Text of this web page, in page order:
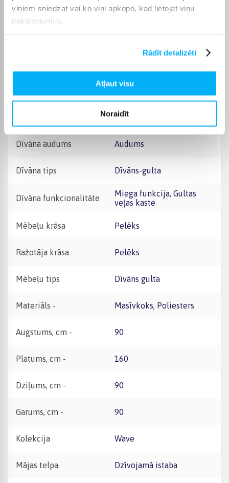
viņiem sniedzat vai ko viņi apkopo, kad lietojat viņu
pakalpojumus.
Rādīt detalizēti
Atļaut visu
Noraidīt
Svarīga informācija
Auduma, gobelēna vai
nebaliniet. Lai nodrošinātu
un stabilitāti, ieteicams
periodiski pārbaudīt
stiprinājumus un
nepieciešamības gadījumā
pievilkt savienojumus un
Dīvāna audums Audums
Dīvāna tips Dīvāns-gulta
Dīvāna funkcionalitāte
Miega funkcija, Gultas
veļas kaste
Mēbeļu krāsa Pelēks
Ražotāja krāsa Pelēks
Mēbeļu tips Dīvāns gulta
Materiāls - Masīvkoks, Poliesters
Augstums, cm - 90
Platums, cm - 160
Dziļums, cm - 90
Garums, cm - 90
Kolekcija Wave
Mājas telpa Dzīvojamā istaba